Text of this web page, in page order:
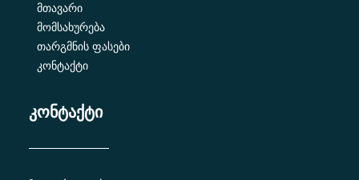
მთავარი
მომსახურება
თარგმნის ფასები
კონტაქტი
კონტაქტი